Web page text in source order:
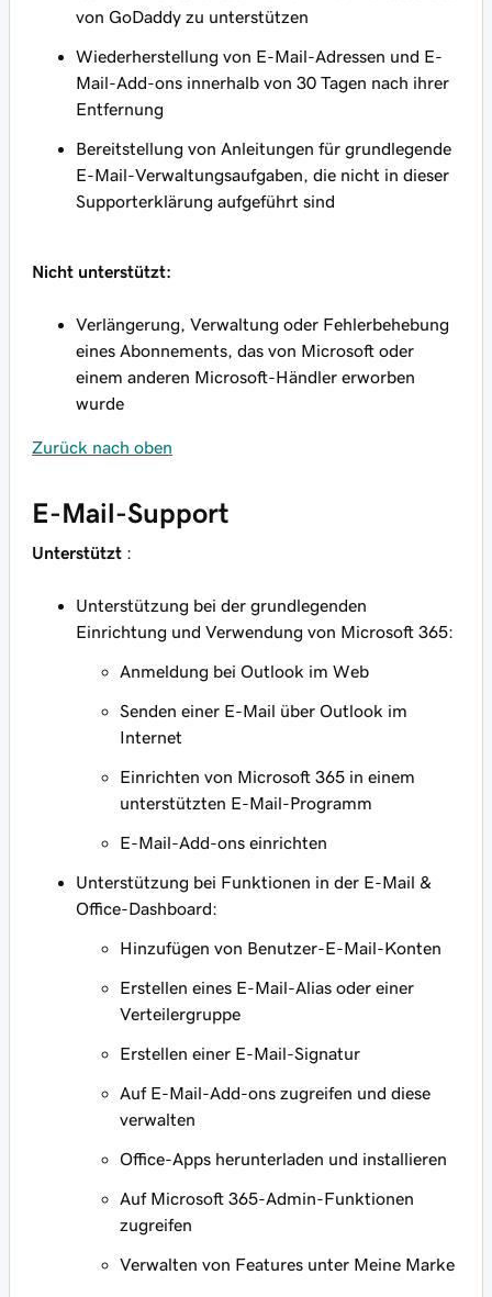
von GoDaddy zu unterstützen
Wiederherstellung von E-Mail-Adressen und E-
Mail-Add-ons innerhalb von 30 Tagen nach ihrer
Entfernung
Bereitstellung von Anleitungen für grundlegende
E-Mail-Verwaltungsaufgaben, die nicht in dieser
Supporterklärung aufgeführt sind
Nicht unterstützt:
Verlängerung, Verwaltung oder Fehlerbehebung
eines Abonnements, das von Microsoft oder
einem anderen Microsoft-Händler erworben
wurde
Zurück nach oben
E-Mail-Support
Unterstützt :
Unterstützung bei der grundlegenden
Einrichtung und Verwendung von Microsoft 365:
Anmeldung bei Outlook im Web
Senden einer E-Mail über Outlook im
Internet
Einrichten von Microsoft 365 in einem
unterstützten E-Mail-Programm
E-Mail-Add-ons einrichten
Unterstützung bei Funktionen in der E-Mail &
Office-Dashboard:
Hinzufügen von Benutzer-E-Mail-Konten
Erstellen eines E-Mail-Alias oder einer
Verteilergruppe
Erstellen einer E-Mail-Signatur
Auf E-Mail-Add-ons zugreifen und diese
verwalten
Office-Apps herunterladen und installieren
Auf Microsoft 365-Admin-Funktionen
zugreifen
Verwalten von Features unter Meine Marke